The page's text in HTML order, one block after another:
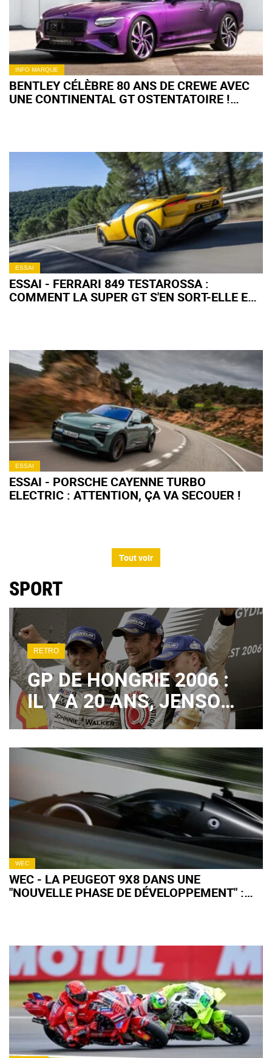
INFO MARQUE
BENTLEY CÉLÈBRE 80 ANS DE CREWE AVEC
UNE CONTINENTAL GT OSTENTATOIRE !
ESSAI
ESSAI - FERRARI 849 TESTAROSSA :
COMMENT LA SUPER GT S'EN SORT-ELLE EN
ESSAI
ESSAI - PORSCHE CAYENNE TURBO
ELECTRIC : ATTENTION, ÇA VA SECOUER !
Tout voir
SPORT
RETRO
GP DE HONGRIE 2006 :
IL Y A 20 ANS, JENSON
BUTTON SIGNAIT UN
1ER SUCCÈS EN F1
TOTALEMENT FOU !
WEC
WEC - LA PEUGEOT 9X8 DANS UNE
"NOUVELLE PHASE DE DÉVELOPPEMENT" :